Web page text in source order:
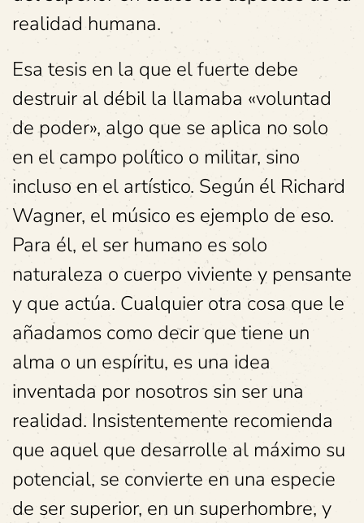
realidad humana.
Esa tesis en la que el fuerte debe
destruir al débil la llamaba «voluntad
de poder», algo que se aplica no solo
en el campo político o militar, sino
incluso en el artístico. Según él Richard
Wagner, el músico es ejemplo de eso.
Para él, el ser humano es solo
naturaleza o cuerpo viviente y pensante
y que actúa. Cualquier otra cosa que le
añadamos como decir que tiene un
alma o un espíritu, es una idea
inventada por nosotros sin ser una
realidad. Insistentemente recomienda
que aquel que desarrolle al máximo su
potencial, se convierte en una especie
de ser superior, en un superhombre, y